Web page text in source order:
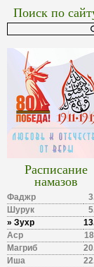
Поиск по
Расписание
намазов
Фаджр
Шурук
» Зухр
Аср
Магриб
Иша